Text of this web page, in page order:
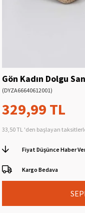
Gön Kadın Dolgu
(DYZA66640612001)
329,99 TL
33,50 TL 'den başlayan
Fiyat Düşünce Haber
Kargo Bedava